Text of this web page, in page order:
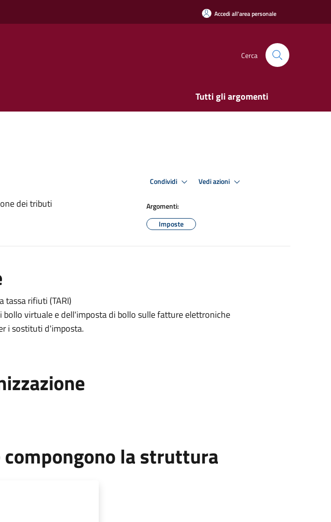
Accedi all'area personale
Cerca
Tutti gli argomenti
dei tributi
Condividi Vedi azioni
Argomenti:
Imposte
tassa rifiuti (TARI)
bollo virtuale e dell'imposta di bollo sulle fatture elettroniche
i sostituti d'imposta.
compongono la struttura